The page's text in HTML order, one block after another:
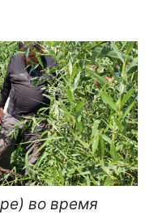
во время